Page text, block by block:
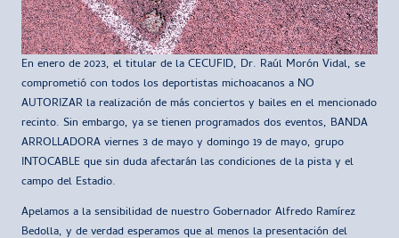
En enero de 2023, el titular de la CECUFID, Dr. Raúl Morón Vidal, se
comprometió con todos los deportistas michoacanos a NO
AUTORIZAR la realización de más conciertos y bailes en el mencionado
recinto. Sin embargo, ya se tienen programados dos eventos, BANDA
ARROLLADORA viernes 3 de mayo y domingo 19 de mayo, grupo
INTOCABLE que sin duda afectarán las condiciones de la pista y el
campo del Estadio.
Apelamos a la sensibilidad de nuestro Gobernador Alfredo Ramírez
Bedolla, y de verdad esperamos que al menos la presentación del